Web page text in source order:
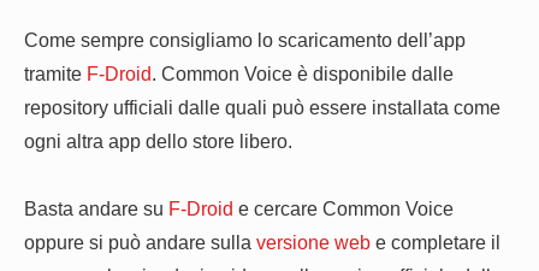
Come sempre consigliamo lo scaricamento dell’app
tramite F-Droid . Common Voice è disponibile dalle
repository ufficiali dalle quali può essere installata come
ogni altra app dello store libero.
Basta andare su F-Droid e cercare Common Voice
oppure si può andare sulla versione web e completare il